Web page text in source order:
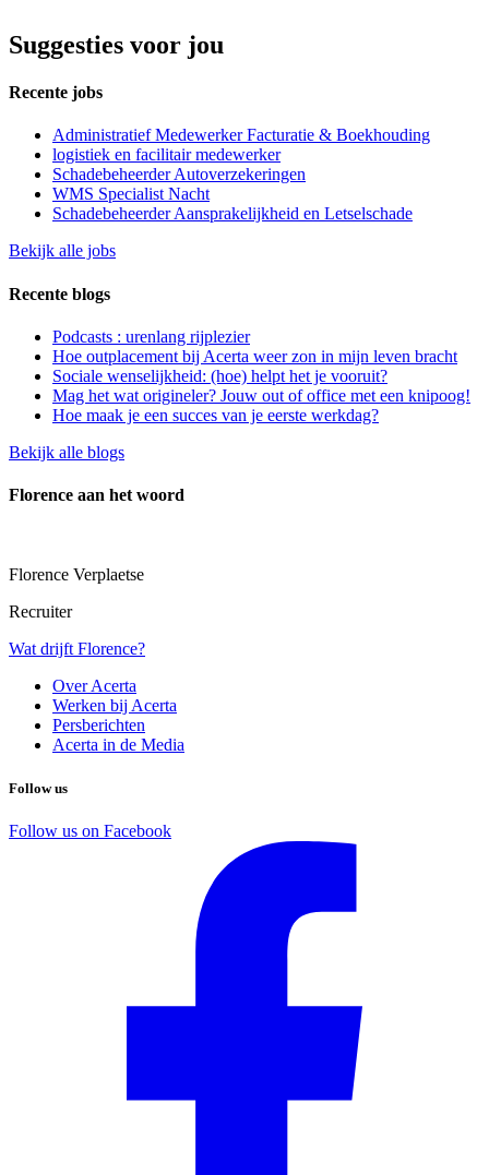
Suggesties voor jou
Recente jobs
Administratief Medewerker Facturatie & Boekhouding
logistiek en facilitair medewerker
Schadebeheerder Autoverzekeringen
WMS Specialist Nacht
Schadebeheerder Aansprakelijkheid en Letselschade
Bekijk alle jobs
Recente blogs
Podcasts : urenlang rijplezier
Hoe outplacement bij Acerta weer zon in mijn leven bracht
Sociale wenselijkheid: (hoe) helpt het je vooruit?
Mag het wat origineler? Jouw out of office met een knipoog!
Hoe maak je een succes van je eerste werkdag?
Bekijk alle blogs
Florence aan het woord
Florence Verplaetse
Recruiter
Wat drijft Florence?
Over Acerta
Werken bij Acerta
Persberichten
Acerta in de Media
Follow us
Follow us on Facebook